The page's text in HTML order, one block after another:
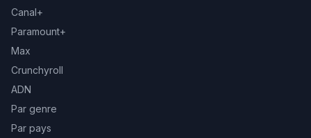
Canal+
Paramount+
Max
Crunchyroll
ADN
Par genre
Par pays